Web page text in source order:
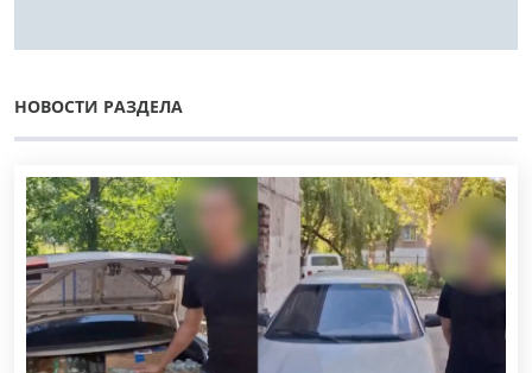
НОВОСТИ РАЗДЕЛА